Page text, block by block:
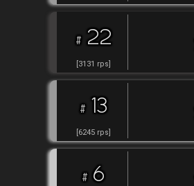
# 22
[3131 rps]
# 13
[6245 rps]
# 6